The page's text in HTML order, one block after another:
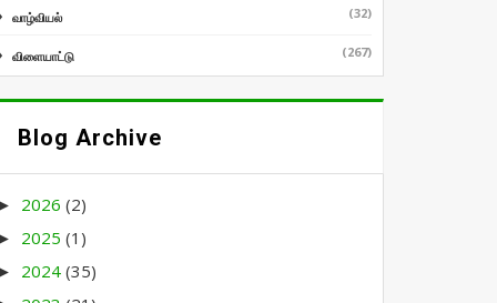
வாழ்வியல் (32)
விளையாட்டு (267)
Blog Archive
► 2026(2)
► 2025(1)
► 2024(35)